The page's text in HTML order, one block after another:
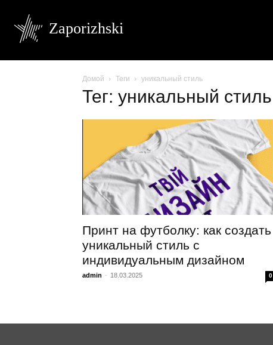
Zaporizhski
Домой Теги уникальный стиль
Тег: уникальный стиль
Принт на футболку: как создать
уникальный стиль с
индивидуальным дизайном
admin - 18.03.2025 0